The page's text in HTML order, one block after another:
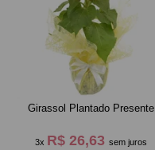
Girassol Plantado Presente
3x R$ 26,63 sem juros